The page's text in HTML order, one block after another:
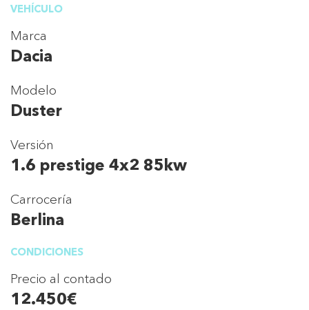
VEHÍCULO
Marca
Dacia
Modelo
Duster
Versión
1.6 prestige 4x2 85kw
Carrocería
Berlina
CONDICIONES
Precio al contado
12.450€